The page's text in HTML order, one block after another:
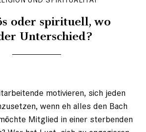
oder spirituell, wo
Unterschied?
motivieren, sich jeden
wenn eh alles den Bach
Mitglied in einer sterbenden